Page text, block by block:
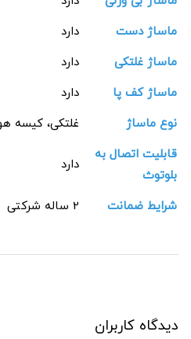
ماساژ دست
دارد
ماساژ غلتکی
دارد
ماساژ کف پا
دارد
نوع ماساژ
غلتکی، کیسه
قابلیت اتصال به
بلوتوث
دارد
شرایط ضمانت 2 ساله شرکتی
دیدگاه کاربران